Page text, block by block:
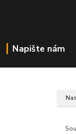
Napište nám